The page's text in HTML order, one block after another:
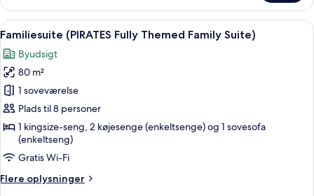
værelse
(PIRATES
Fully
Room)
Indlæs
alle
billeder
af
Familiesuite
(PIRATES
Fully
Themed
Family
Suite)
Et værelse med en seng dækket af
4
Familiesuite (PIRATES Fully Themed Family Suite)
Byudsigt
80 m²
1 soveværelse
Plads til 8 personer
1 kingsize-seng, 2 køjesenge (enkeltsenge) og 1 sovesofa
(enkeltseng)
Gratis Wi-Fi
Flere oplysninger
Flere